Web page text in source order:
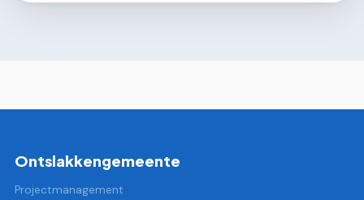
Ontslakkengemeente
Projectmanagement